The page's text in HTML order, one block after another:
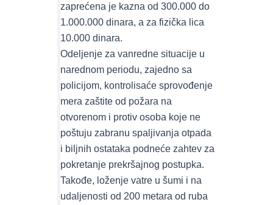
zaprećena je kazna od 300.000 do
1.000.000 dinara, a za fizička lica
10.000 dinara.
Odeljenje za vanredne situacije u
narednom periodu, zajedno sa
policijom, kontrolisaće sprovođenje
mera zaštite od požara na
otvorenom i protiv osoba koje ne
poštuju zabranu spaljivanja otpada
i biljnih ostataka podneće zahtev za
pokretanje prekršajnog postupka.
Takođe, loženje vatre u šumi i na
udaljenosti od 200 metara od ruba